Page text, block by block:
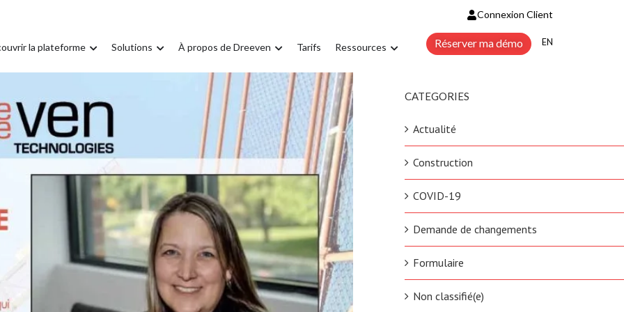
Connexion Client
la plateforme Solutions À propos de Dreeven Tarifs Ressources Réserver ma démo ENGLISH
CATEGORIES
Actualité
Construction
COVID-19
Demande de changements
Formulaire
Non classifié(e)